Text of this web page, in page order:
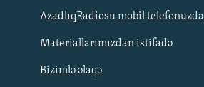
AzadlıqRadiosu mobil telefonuzda
Materiallarımızdan istifadə
Bizimlə əlaqə